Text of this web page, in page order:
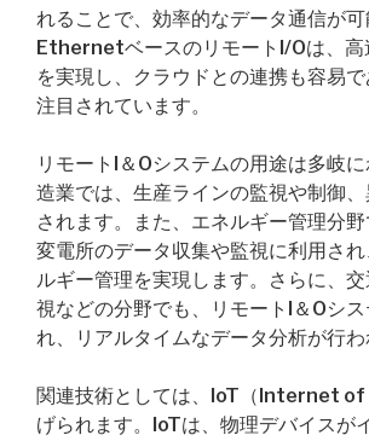
れることで、効率的なデータ通信が可
EthernetベースのリモートI/Oは、高
を実現し、クラウドとの連携も容易
注目されています。
リモートI＆Oシステムの用途は多岐
造業では、生産ラインの監視や制御
されます。また、エネルギー管理分
変電所のデータ収集や監視に利用さ
ルギー管理を実現します。さらに、
視などの分野でも、リモートI＆Oシ
れ、リアルタイムなデータ分析が行わ
関連技術としては、IoT（Internet
げられます。IoTは、物理デバイスが